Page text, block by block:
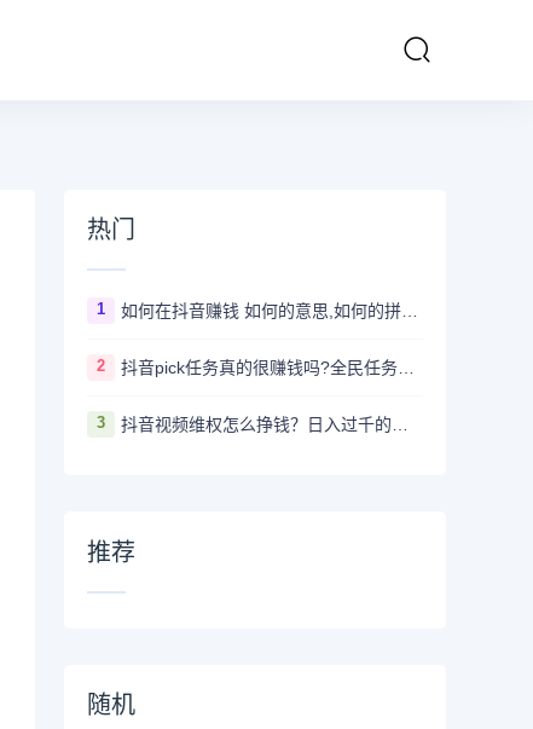
热门
1 如何在抖音赚钱 如何的意思,如何的拼音、近义词、造句 - 汉语查
2 抖音pick任务真的很赚钱吗?全民任务赚钱是真的假的
3
推荐
随机